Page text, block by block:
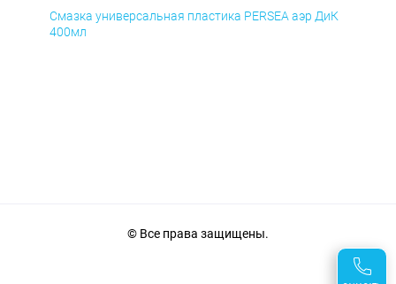
Смазка универсальная пластика PERSEA аэр ДиК
400мл
© Все права защищены.